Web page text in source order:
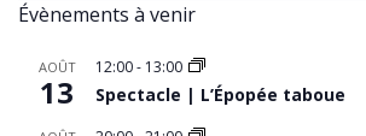
Évènements à venir
AOÛT
13
12:00- 13:00
Spectacle | L’Épopée taboue